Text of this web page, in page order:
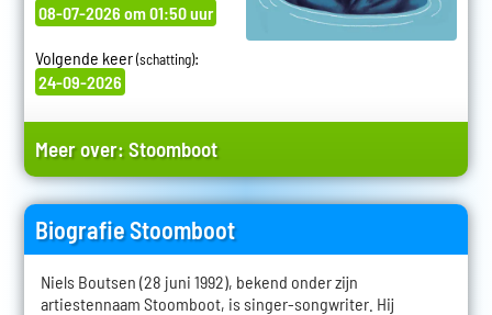
08-07-2026 om 01:50 uur
Volgende keer(schatting):
24-09-2026
Meer over:Stoomboot
Biografie Stoomboot
Niels Boutsen (28 juni 1992), bekend onder zijn
artiestennaam Stoomboot, is singer-songwriter. Hij